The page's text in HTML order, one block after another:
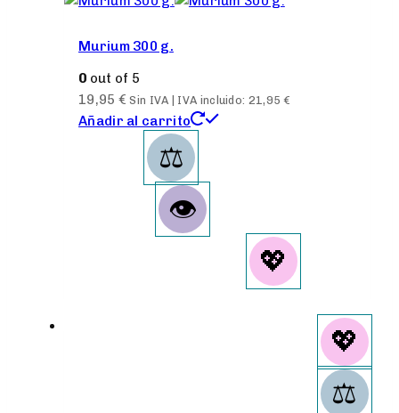
Murium 300 g.
0 out of 5
19,95 € Sin IVA | IVA incluido: 21,95€
Añadir al carrito